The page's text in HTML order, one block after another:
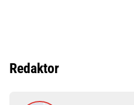
Redaktor